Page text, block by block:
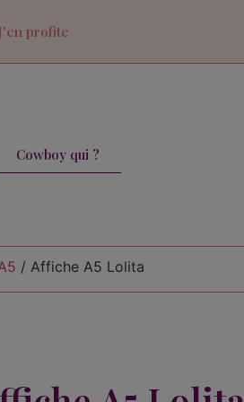
profite
Cowboy qui ?
/ Affiche A5 Lolita